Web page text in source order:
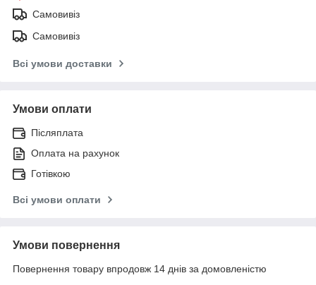
Самовивіз
Самовивіз
Всі умови доставки
Умови оплати
Післяплата
Оплата на рахунок
Готівкою
Всі умови оплати
Умови повернення
Повернення товару впродовж 14 днів за домовленістю